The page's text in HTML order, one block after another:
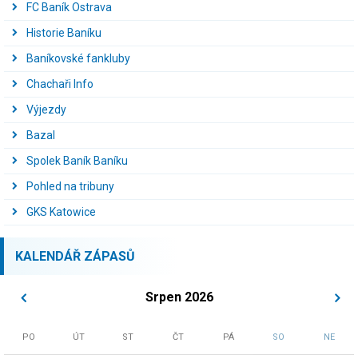
FC Baník Ostrava
Historie Baníku
Baníkovské fankluby
Chachaři Info
Výjezdy
Bazal
Spolek Baník Baníku
Pohled na tribuny
GKS Katowice
KALENDÁŘ ZÁPASŮ
Srpen 2026
PO ÚT ST ČT PÁ SO NE